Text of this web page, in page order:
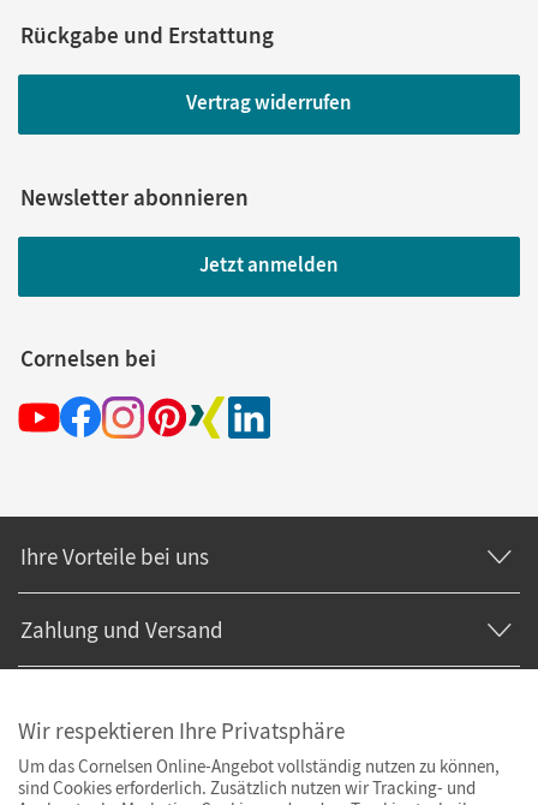
Rückgabe und Erstattung
Vertrag widerrufen
Newsletter abonnieren
Jetzt anmelden
Cornelsen bei
Ihre Vorteile bei uns
Zahlung und Versand
Wir respektieren Ihre Privatsphäre
Um das Cornelsen Online-Angebot vollständig nutzen zu können,
sind Cookies erforderlich. Zusätzlich nutzen wir Tracking- und